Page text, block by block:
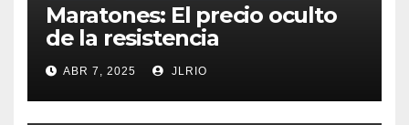
Maratones: El precio oculto
de la resistencia
ABR 7, 2025 JLRIO